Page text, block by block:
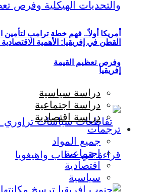
أمريكا أولاً.. فهم خطة ترامب
إفريقيا
القطن في إفريقيا: الأهمية الاقتصادية
وفرص تعظيم القيمة
دراسة سياسية
دراسة اجتماعية
دراسة اقتصادية
ترجمات
جميع المواد
اجتماعية
اقتصادية
سياسية